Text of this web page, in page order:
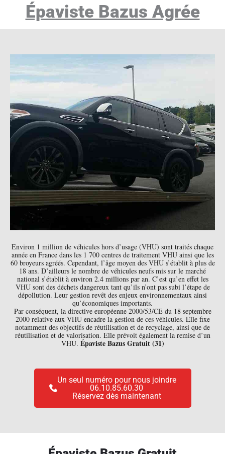
Épaviste Bazus Agrée
Environ 1 million de véhicules hors d’usage (VHU) sont traités chaque
année en France dans les 1 700 centres de traitement VHU ainsi que les
60 broyeurs agréés. Cependant, l’âge moyen des VHU s’établit à plus de
18 ans. D’ailleurs le nombre de véhicules neufs mis sur le marché
national s’établit à environ 2.4 millions par an. C’est qu’en effet les
VHU sont des déchets dangereux tant qu’ils n’ont pas subi l’étape de
dépollution. Leur gestion revêt des enjeux environnementaux ainsi
qu’économiques importants.
Par conséquent, la directive européenne 2000/53/CE du 18 septembre
2000 relative aux VHU encadre la gestion de ces véhicules. Elle fixe
notamment des objectifs de réutilisation et de recyclage, ainsi que de
réutilisation et de valorisation. Elle prévoit également la remise d’un
VHU. Épaviste Bazus Gratuit (31)
Un seul numéro pour nous joindre
06.10.85.60.30
Réservez dès maintenant